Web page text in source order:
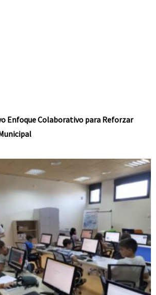
Enfoque Colaborativo para Reforzar